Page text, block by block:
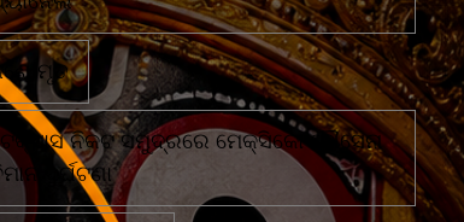
ମୃତ
ନିକଟ ସମୁଦ୍ରରେ ମେକ୍ସିକୋ ନୌସେନା
ଦୁର୍ଘଟଣା